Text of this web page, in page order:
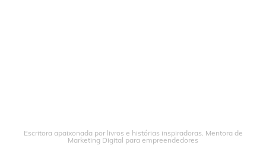
Escritora apaixonada por livros e histórias inspiradoras. Mentora de
Marketing Digital para empreendedores